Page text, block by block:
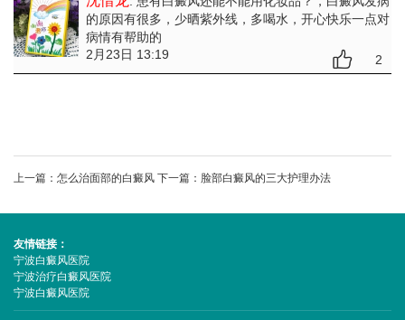
的原因有很多，少晒紫外线，多喝水，开心快乐一点对
病情有帮助的
2月23日 13:19
2
上一篇： 怎么治面部的白癜风 下一篇： 脸部白癜风的三大护理办法
友情链接：
宁波白癜风医院
宁波治疗白癜风医院
宁波白癜风医院